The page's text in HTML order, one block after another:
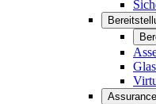
Assurance